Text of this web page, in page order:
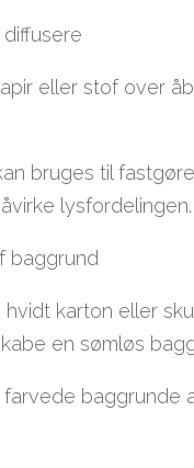
diffusere
eller stof over
bruges til
lysfordelingen.
baggrund
hvidt karton eller
en sømløs
farvede baggrunde